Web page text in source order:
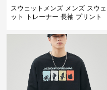
スウェットメンズ メンズ スウェ
ット トレーナー 長袖 プリント